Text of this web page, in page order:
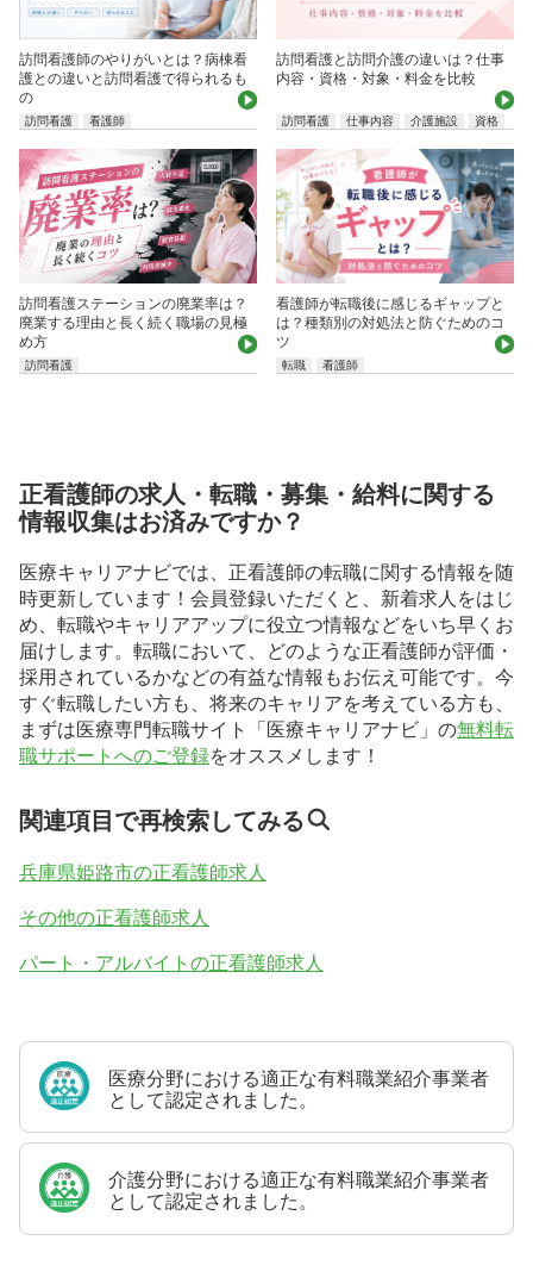
訪問看護師のやりがいとは？病棟看
護との違いと訪問看護で得られるも
の
訪問看護 看護師
訪問看護と訪問介護の違いは？仕事
内容・資格・対象・料金を比較
訪問看護 仕事内容 介護施設 資格
訪問看護ステーションの廃業率は？
廃業する理由と長く続く職場の見極
め方
訪問看護
看護師が転職後に感じるギャップと
は？種類別の対処法と防ぐためのコ
ツ
転職 看護師
正看護師の求人・転職・募集・給料に関する
情報収集はお済みですか？
医療キャリアナビでは、正看護師の転職に関する情報を随
時更新しています！会員登録いただくと、新着求人をはじ
め、転職やキャリアアップに役立つ情報などをいち早くお
届けします。転職において、どのような正看護師が評価・
採用されているかなどの有益な情報もお伝え可能です。今
すぐ転職したい方も、将来のキャリアを考えている方も、
まずは医療専門転職サイト「医療キャリアナビ」の無料転
職サポートへのご登録をオススメします！
関連項目で再検索してみる
兵庫県姫路市の正看護師求人
その他の正看護師求人
パート・アルバイトの正看護師求人
医療分野における適正な有料職業紹介事業者
として認定されました。
介護分野における適正な有料職業紹介事業者
として認定されました。